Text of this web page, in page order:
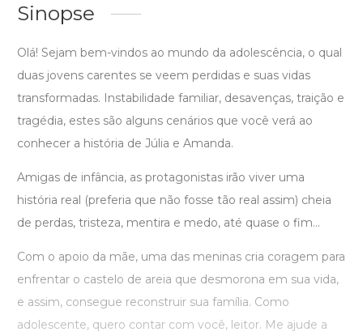
Sinopse
Olá! Sejam bem-vindos ao mundo da adolescência, o qual
duas jovens carentes se veem perdidas e suas vidas
transformadas. Instabilidade familiar, desavenças, traição e
tragédia, estes são alguns cenários que você verá ao
conhecer a história de Júlia e Amanda.
Amigas de infância, as protagonistas irão viver uma
história real (preferia que não fosse tão real assim) cheia
de perdas, tristeza, mentira e medo, até quase o fim...
Com o apoio da mãe, uma das meninas cria coragem para
enfrentar o castelo de areia que desmorona em sua vida,
e assim, consegue reconstruir sua família. Como
adolescente, quero contar com você, leitor. Me ajude a